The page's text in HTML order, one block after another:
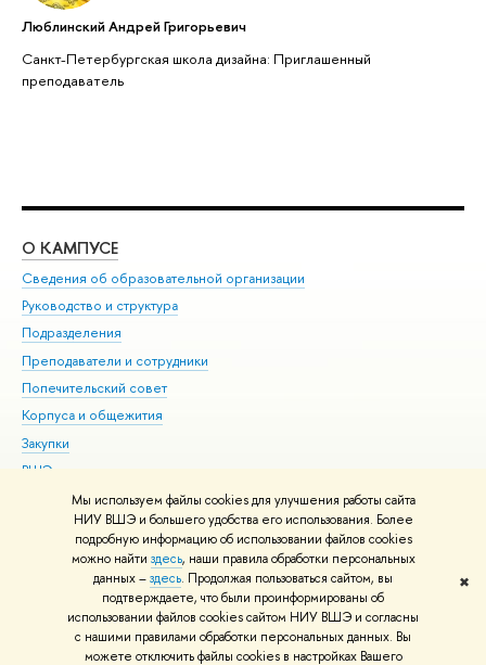
Мы используем файлы cookies для улучшения работы сайта
НИУ ВШЭ и большего удобства его использования. Более
подробную информацию об использовании файлов cookies
можно найти здесь, наши правила обработки персональных
данных –здесь. Продолжая пользоваться сайтом, вы
подтверждаете, что были проинформированы об
использовании файлов cookies сайтом НИУ ВШЭ и согласны
с нашими правилами обработки персональных данных. Вы
можете отключить файлы cookies в настройках Вашего
✖
Люблинский Андрей Григорьевич
Санкт-Петербургская школа дизайна: Приглашенный
преподаватель
О КАМПУСЕ
Сведения об образовательной организации
Руководство и структура
Подразделения
Преподаватели и сотрудники
Попечительский совет
Корпуса и общежития
Закупки
ВШЭ для студентов с ограниченными возможностями
здоровья и инвалидностью
Версия для слабовидящих
Единая платежная страница
© НИУ ВШЭ 1993–2026 Адреса и контакты Условия использования
материалов Политика конфиденциальности Карта сайта
Шрифты HSE Sans и HSE Slab разработаны вШколе дизайна НИУ ВШЭ